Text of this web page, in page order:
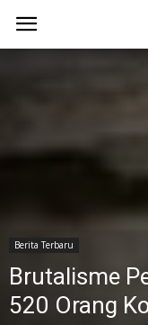
Berita Terbaru
Brutalisme
520 Orang